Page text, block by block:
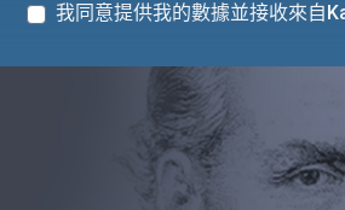
我同意提供我的數據並接收來自